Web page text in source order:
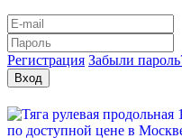
Регистрация Забыли